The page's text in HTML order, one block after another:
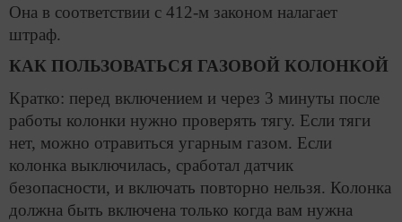
Она в соответствии с 412-м законом налагает
штраф.
КАК ПОЛЬЗОВАТЬСЯ ГАЗОВОЙ КОЛОНКОЙ
Кратко: перед включением и через 3 минуты после
работы колонки нужно проверять тягу. Если тяги
нет, можно отравиться угарным газом. Если
колонка выключилась, сработал датчик
безопасности, и включать повторно нельзя. Колонка
должна быть включена только когда вам нужна